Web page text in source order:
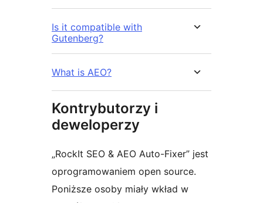
Is it compatible with
Gutenberg?
What is AEO?
Kontrybutorzy i
deweloperzy
„RockIt SEO & AEO Auto-Fixer” jest
oprogramowaniem open source.
Poniższe osoby miały wkład w